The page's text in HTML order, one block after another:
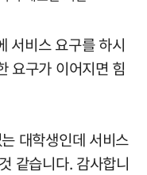
서비스 요구를 하시
요구가 이어지면 힘
대학생인데 서비스
같습니다. 감사합니